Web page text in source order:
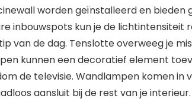
worden geïnstalleerd en
inbouwspots kun je de
van de dag. Tenslotte overweeg je
kunnen een decoratief element
de televisie. Wandlampen komen in
aansluit bij de rest van je interieur.